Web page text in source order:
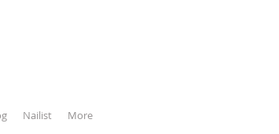
Nailist More